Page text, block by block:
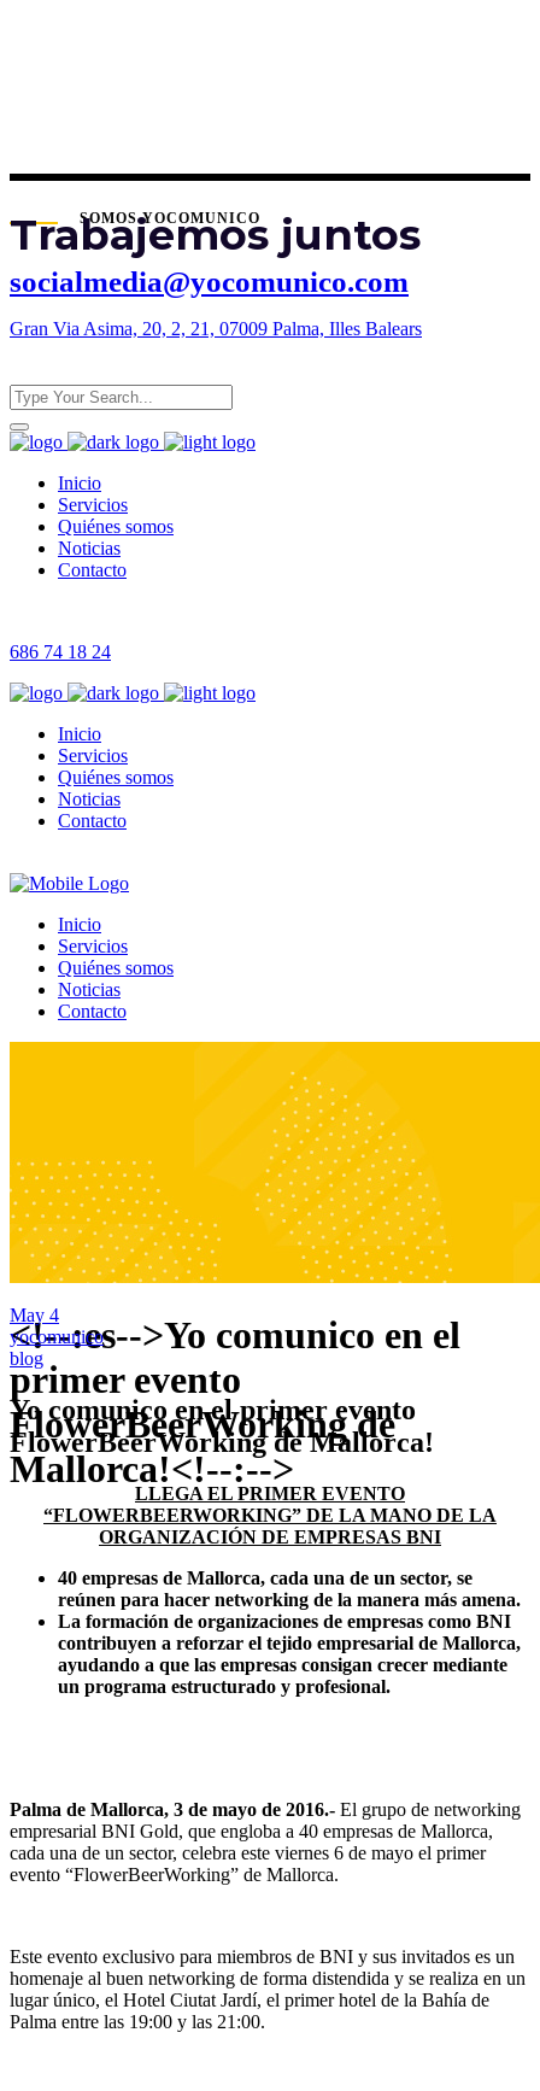
SOMOS YOCOMUNICO
Trabajemos juntos
socialmedia@yocomunico.com
Gran Via Asima, 20, 2, 21, 07009 Palma, Illes Balears
Inicio
Servicios
Quiénes somos
Noticias
Contacto
686 74 18 24
Inicio
Servicios
Quiénes somos
Noticias
Contacto
Inicio
Servicios
Quiénes somos
Noticias
Contacto
<!--:es-->Yo comunico en el
primer evento
FlowerBeerWorking de
Mallorca!<!--:-->
May 4
yocomunico
blog
Yo comunico en el primer evento
FlowerBeerWorking de Mallorca!
LLEGA EL PRIMER EVENTO
“FLOWERBEERWORKING” DE LA MANO DE LA
ORGANIZACIÓN DE EMPRESAS BNI
40 empresas de Mallorca, cada una de un sector, se
reúnen para hacer networking de la manera más amena.
La formación de organizaciones de empresas como BNI
contribuyen a reforzar el tejido empresarial de Mallorca,
ayudando a que las empresas consigan crecer mediante
un programa estructurado y profesional.
Palma de Mallorca, 3 de mayo de 2016.- El grupo de networking
empresarial BNI Gold, que engloba a 40 empresas de Mallorca,
cada una de un sector, celebra este viernes 6 de mayo el primer
evento “FlowerBeerWorking” de Mallorca.
Este evento exclusivo para miembros de BNI y sus invitados es un
homenaje al buen networking de forma distendida y se realiza en un
lugar único, el Hotel Ciutat Jardí, el primer hotel de la Bahía de
Palma entre las 19:00 y las 21:00.